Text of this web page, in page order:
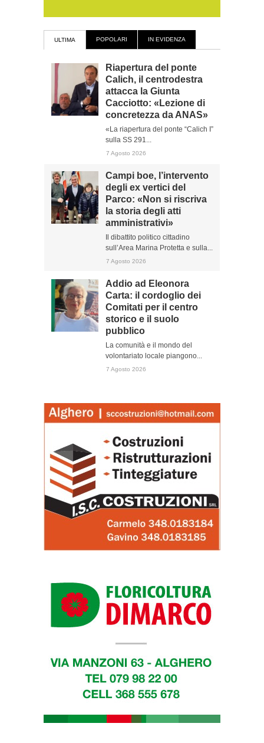
ULTIMA POPOLARI IN EVIDENZA
Riapertura del ponte
Calich, il centrodestra
attacca la Giunta
Cacciotto: «Lezione di
concretezza da ANAS»
«La riapertura del ponte “Calich I”
sulla SS 291...
7 Agosto 2026
Campi boe, l’intervento
degli ex vertici del
Parco: «Non si riscriva
la storia degli atti
amministrativi»
Il dibattito politico cittadino
sull’Area Marina Protetta e sulla...
7 Agosto 2026
Addio ad Eleonora
Carta: il cordoglio dei
Comitati per il centro
storico e il suolo
pubblico
La comunità e il mondo del
volontariato locale piangono...
7 Agosto 2026